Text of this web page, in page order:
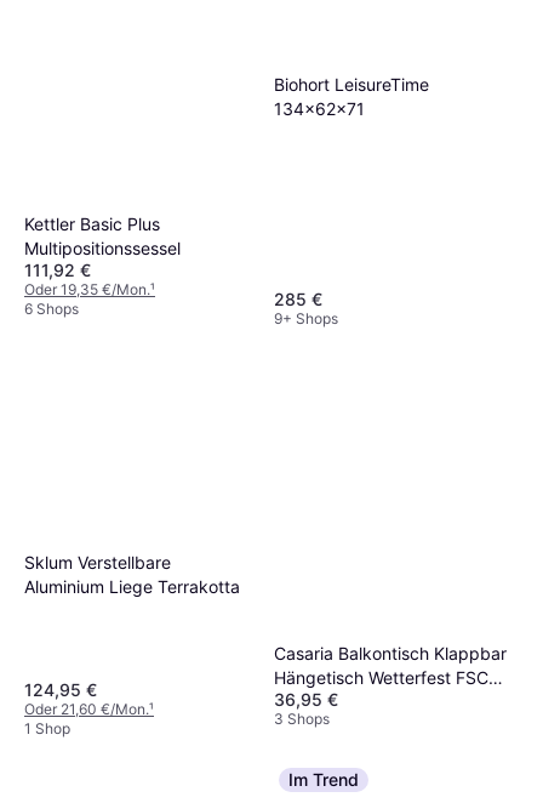
Kettler Basic Plus
Multipositionssessel
111,92 €
Oder 19,35 €/Mon.¹
6 Shops
Biohort LeisureTime
134x62x71
285 €
9+ Shops
Sklum Verstellbare
Aluminium Liege Terrakotta
124,95 €
Oder 21,60 €/Mon.¹
1 Shop
Casaria Balkontisch Klappbar
Hängetisch Wetterfest FSC
65x45 cm Holz Belastbarkeit
Beistelltisch
36,95 €
3 Shops
Im Trend